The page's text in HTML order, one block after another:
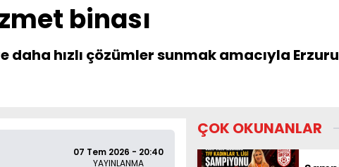
binası
hızlı çözümler sunmak amacıyla
07 Tem 2026 - 20:40
YAYINLANMA
ÇOK OKUNANLAR